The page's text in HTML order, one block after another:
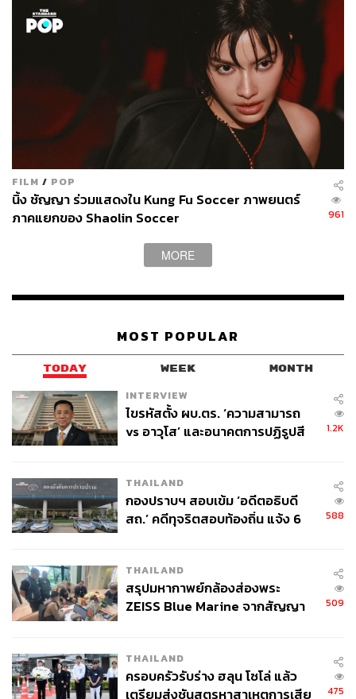
ในภาพรวมแล้วTicket to Paradiseเรียกว่าเป็นภาพยนตร์โร
แมนติกคอเมดี้ที่อบอวลไปด้วยบรรยากาศชวนอบอุ่น และ
สร้างรอยยิ้มให้เราได้ตลอดทั้งเรื่อง โดยเฉพาะการแสดงเปี่ยม
สีสันของ George Clooney และ Julia Roberts ที่ทำให้เรา
หัวเราะได้ทุกครั้ง เราจึงคิดว่าTicket to Paradise
ผลงานที่เหมาะสมอย่างยิ่งกับการชวนคนที่รักหรือครอบครัว
แน่นอน
Ticket to Paradise ตั๋วรักสู่พาราไดซ์เข้าฉายอย่างเป็น
ทางการแล้ววันนี้ ในโรงภาพยนตร์
รับชมตัวอย่างได้ที่นี่
George Clooney
Ol Parker
FILM / POP
นิ้ง ชัญญา ร่วมแสดงใน Kung Fu Soccer ภาพยนตร์
ภาคแยกของ Shaolin Soccer
961
MORE
MOST POPULAR
TODAY WEEK MONTH
INTERVIEW
ไขรหัสตั้ง ผบ.ตร. ‘ความสามารถ
vs อาวุโส’ และอนาคตการปฏิรูปสี
1.2K
THAILAND
กองปราบฯ สอบเข้ม ‘อดีตอธิบดี
สถ.’ คดีทุจริตสอบท้องถิ่น แจ้ง 6
588
THAILAND
สรุปมหากาพย์กล้องส่องพระ
ZEISS Blue Marine จากสัญญา
จ่ายหนี้-แอบระบุแบรนด์
509
THAILAND
ครอบครัวรับร่าง ฮลุน โซโล่ แล้ว
เตรียมส่งชันสูตรหาสาเหตุการเสีย
475